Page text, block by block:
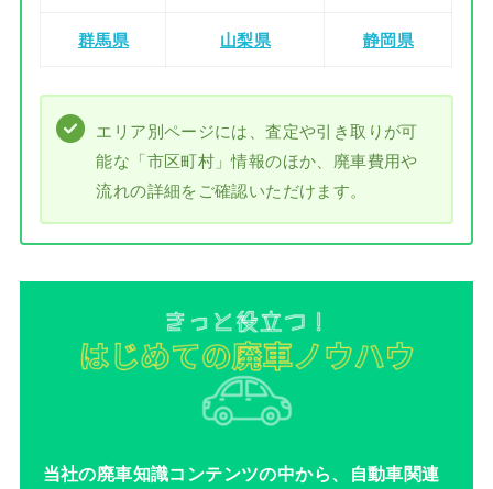
群馬県 山梨県 静岡県
エリア別ページには、査定や引き取りが可
能な「市区町村」情報のほか、廃車費用や
流れの詳細をご確認いただけます。
当社の廃車知識コンテンツの中から、自動車関連